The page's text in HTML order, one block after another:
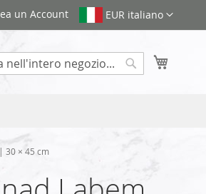
EUR italiano
un Account
30 × 45 cm